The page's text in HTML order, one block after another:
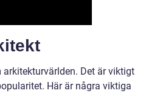
Det är viktigt
Här är några viktiga